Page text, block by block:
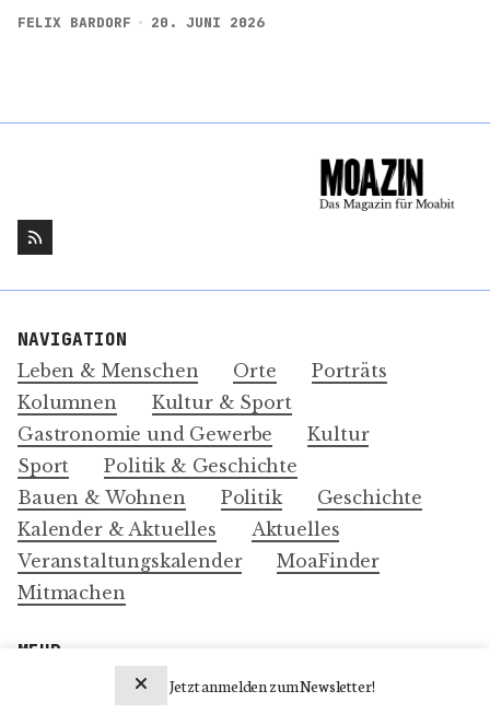
FELIX BARDORF 20. JUNI 2026
NAVIGATION
Leben & Menschen Orte
Porträts
Kolumnen
Kultur & Sport
Gastronomie und Gewerbe
Kultur
Sport
Politik & Geschichte
Bauen & Wohnen
Politik
Geschichte
Kalender & Aktuelles
Aktuelles
Veranstaltungskalender
MoaFinder
Mitmachen
MEHR
Jetzt anmelden zum Newsletter!